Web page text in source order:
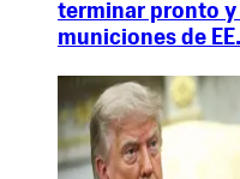
terminar pronto y
municiones de